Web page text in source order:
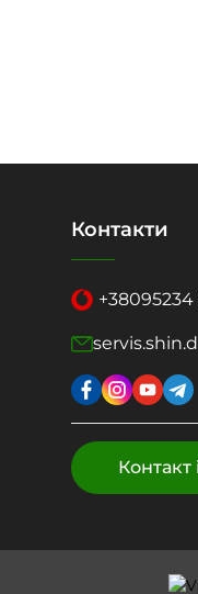
Контакти
+38095234
Контакт